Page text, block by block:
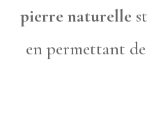
pierre naturelle
en permettant de